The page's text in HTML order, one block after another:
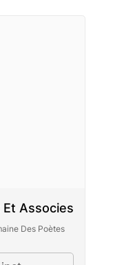
Et Associes
Des Poètes